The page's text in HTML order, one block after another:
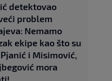
detektovao
problem
Nemamo
ekipe kao što su
i Misimović,
mora